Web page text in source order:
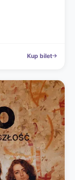
Kup bilet